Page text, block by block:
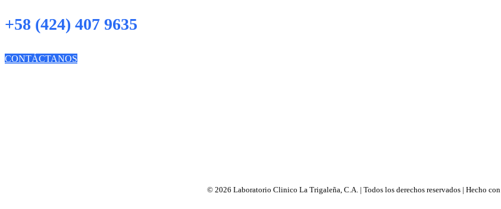
+58 (424) 407 9635
CONTÁCTANOS
© 2026 Laboratorio Clinico La Trigaleña, C.A. | Todos los derechos reservados | Hecho con